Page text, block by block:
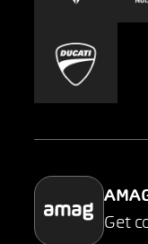
Carsharing
Mobility-as-a-
Parking
Get